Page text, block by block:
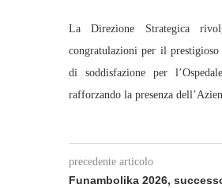
La Direzione Strategica
congratulazioni per il
di soddisfazione per
rafforzando la presenza
precedente articolo
Funambolika 2026,